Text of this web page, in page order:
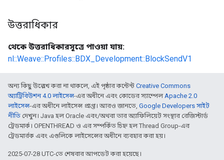
উত্তরাধিকার
থেকে উত্তরাধিকারসূত্রে পাওয়া যায়:
nl::Weave::Profiles::BDX_Development::BlockSendV1
অন্য কিছু উল্লেখ করা না থাকলে, এই পৃষ্ঠার কন্টেন্ট Creative Commons
অ্যাট্রিবিউশন 4.0 লাইসেন্স-এর অধীনে এবং কোডের স্যাম্পেলApache 2.0
লাইসেন্স-এর অধীনে লাইসেন্স প্রাপ্ত। আরও জানতে, Google Developers সাইট
নীতি দেখুন। Java হল Oracle এবং/অথবা তার অ্যাফিলিয়েট সংস্থার রেজিস্টার্ড
ট্রেডমার্ক। OPENTHREAD ও এর সম্পর্কিত চিহ্ন হল Thread Group-এর
ট্রেডমার্রক এবং এগুলিকে লাইসেন্সের অধীনে ব্যবহার করা হয়।
2025-07-28 UTC-তে শেষবার আপডেট করা হয়েছে।